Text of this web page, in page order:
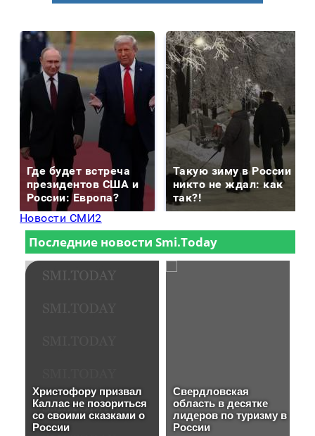
Где будет встреча
президентов США и
России: Европа?
Такую зиму в России
никто не ждал: как
так?!
Новости СМИ2